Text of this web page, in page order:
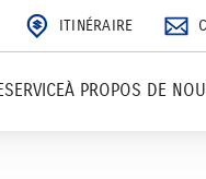
ITINÉRAIRE
SERVICEÀ PROPOS DE